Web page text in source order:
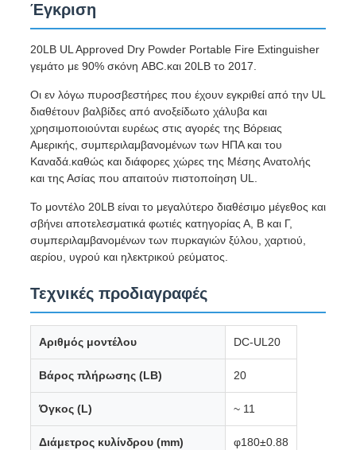
Έγκριση
20LB UL Approved Dry Powder Portable Fire Extinguisher
γεμάτο με 90% σκόνη ABC.και 20LB το 2017.
Οι εν λόγω πυροσβεστήρες που έχουν εγκριθεί από την UL
διαθέτουν βαλβίδες από ανοξείδωτο χάλυβα και
χρησιμοποιούνται ευρέως στις αγορές της Βόρειας
Αμερικής, συμπεριλαμβανομένων των ΗΠΑ και του
Καναδά.καθώς και διάφορες χώρες της Μέσης Ανατολής
και της Ασίας που απαιτούν πιστοποίηση UL.
Το μοντέλο 20LB είναι το μεγαλύτερο διαθέσιμο μέγεθος και
σβήνει αποτελεσματικά φωτιές κατηγορίας Α, Β και Γ,
συμπεριλαμβανομένων των πυρκαγιών ξύλου, χαρτιού,
αερίου, υγρού και ηλεκτρικού ρεύματος.
Τεχνικές προδιαγραφές
Αριθμός μοντέλου DC-UL20
Βάρος πλήρωσης (LB) 20
Όγκος (L) ~ 11
Διάμετρος κυλίνδρου (mm) φ180±0.88